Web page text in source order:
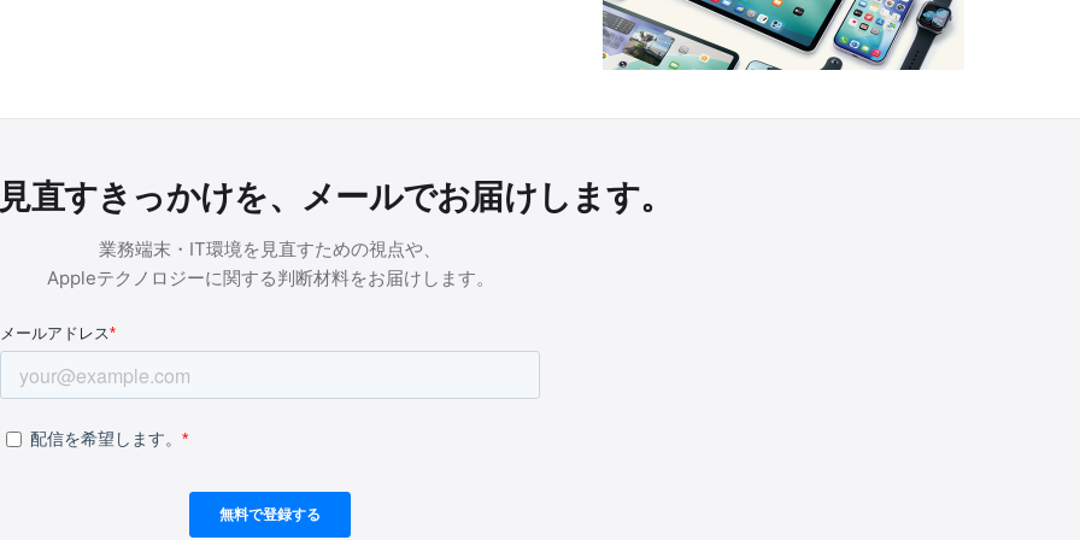
直すきっかけを、メールでお届けします。
業務端末・IT環境を見直すための視点や、
Appleテクノロジーに関する判断材料をお届けします。